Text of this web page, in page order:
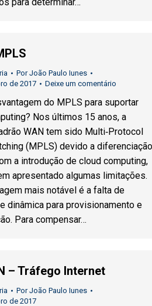
PorJoão Paulo Iunes
de 2017
Deixe um comentário
do MPLS para suportar
Nos últimos 15 anos, a
WAN tem sido Multi‐Protocol
(MPLS) devido a diferenciação
a introdução de cloud computing,
apresentado algumas limitações.
mais notável é a falta de
dinâmica para provisionamento e
Para compensar…
– Tráfego Internet
PorJoão Paulo Iunes
de 2017